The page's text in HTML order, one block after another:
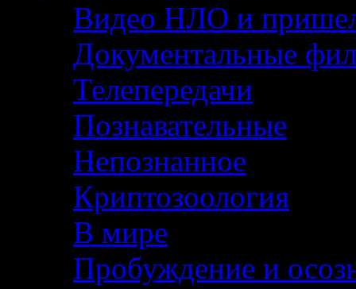
Видео НЛО и
Документальные
Телепередачи
Познавательные
Непознанное
Криптозоология
В мире
Пробуждение и